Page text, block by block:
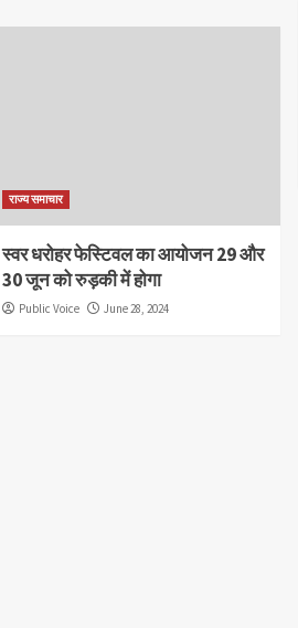
राज्य समाचार
स्वर धरोहर फेस्टिवल का आयोजन 29 और
30 जून को रुड़की में होगा
Public Voice June 28, 2024